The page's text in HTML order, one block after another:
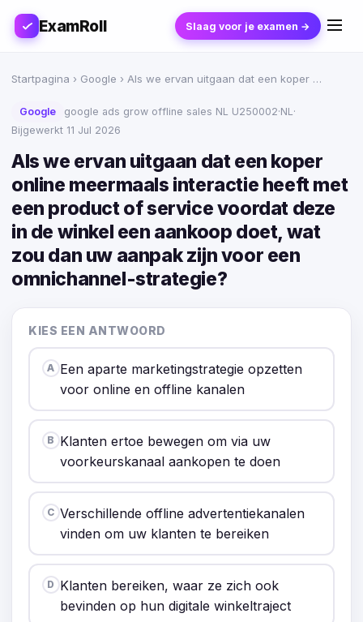
ExamRoll Slaag voor je examen →
Startpagina › Google › Als we ervan uitgaan dat een koper …
Google google ads grow offline sales NL U250002·NL·
Bijgewerkt 11 Jul 2026
Als we ervan uitgaan dat een koper
online meermaals interactie heeft met
een product of service voordat deze
in de winkel een aankoop doet, wat
zou dan uw aanpak zijn voor een
omnichannel-strategie?
KIES EEN ANTWOORD
A Een aparte marketingstrategie opzetten
voor online en offline kanalen
B Klanten ertoe bewegen om via uw
voorkeurskanaal aankopen te doen
C Verschillende offline advertentiekanalen
vinden om uw klanten te bereiken
D Klanten bereiken, waar ze zich ook
bevinden op hun digitale winkeltraject